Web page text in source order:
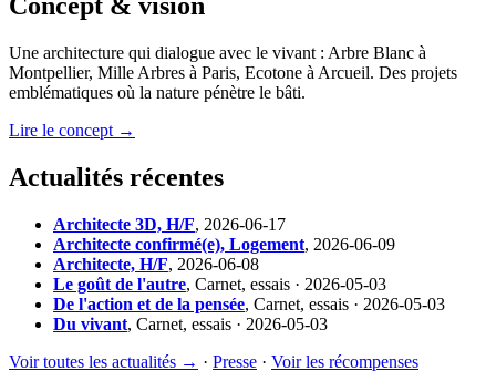
Concept & vision
Une architecture qui dialogue avec le vivant : Arbre Blanc à
Montpellier, Mille Arbres à Paris, Ecotone à Arcueil. Des projets
emblématiques où la nature pénètre le bâti.
Lire le concept →
Actualités récentes
Architecte 3D, H/F, 2026-06-17
Architecte confirmé(e), Logement, 2026-06-09
Architecte, H/F, 2026-06-08
Le goût de l'autre, Carnet, essais · 2026-05-03
De l'action et de la pensée, Carnet, essais · 2026-05-03
Du vivant, Carnet, essais · 2026-05-03
Voir toutes les actualités → · Presse · Voir les récompenses